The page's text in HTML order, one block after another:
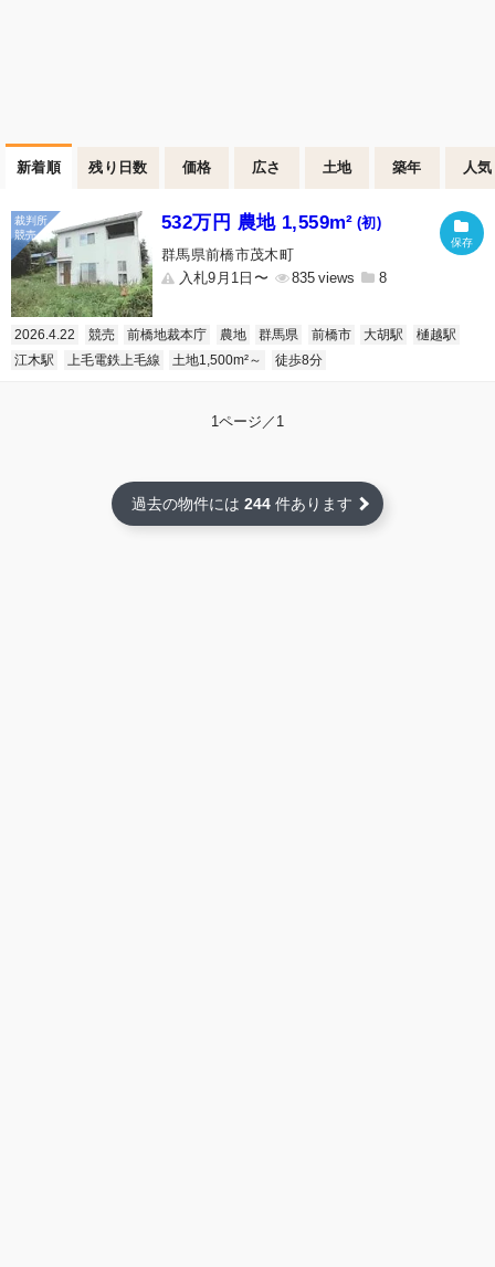
新着順 残り日数 価格 広さ 土地 築年 人気
532万円 農地 1,559m² (初)
群馬県前橋市茂木町
入札9月1日〜
835 8
2026.4.22 競売 前橋地裁本庁 農地 群馬県 前橋市 大胡駅
樋越駅
江木駅
上毛電鉄上毛線 土地1,500m²～ 徒歩8分
1ページ／1
過去の物件には 244 件あります